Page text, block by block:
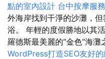
點的室內設計 台中按摩服
外海岸找到干淨的沙灘，
浴。 年輕的度假勝地以其
羅德斯最美麗的“金色”海灘
WordPress打造SEO友好